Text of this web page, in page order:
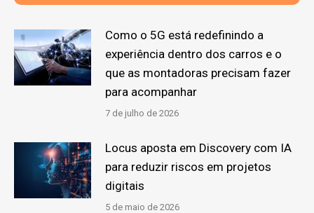
Como o 5G está redefinindo a
experiência dentro dos carros e o
que as montadoras precisam fazer
para acompanhar
7 de julho de 2026
Locus aposta em Discovery com IA
para reduzir riscos em projetos
digitais
5 de maio de 2026